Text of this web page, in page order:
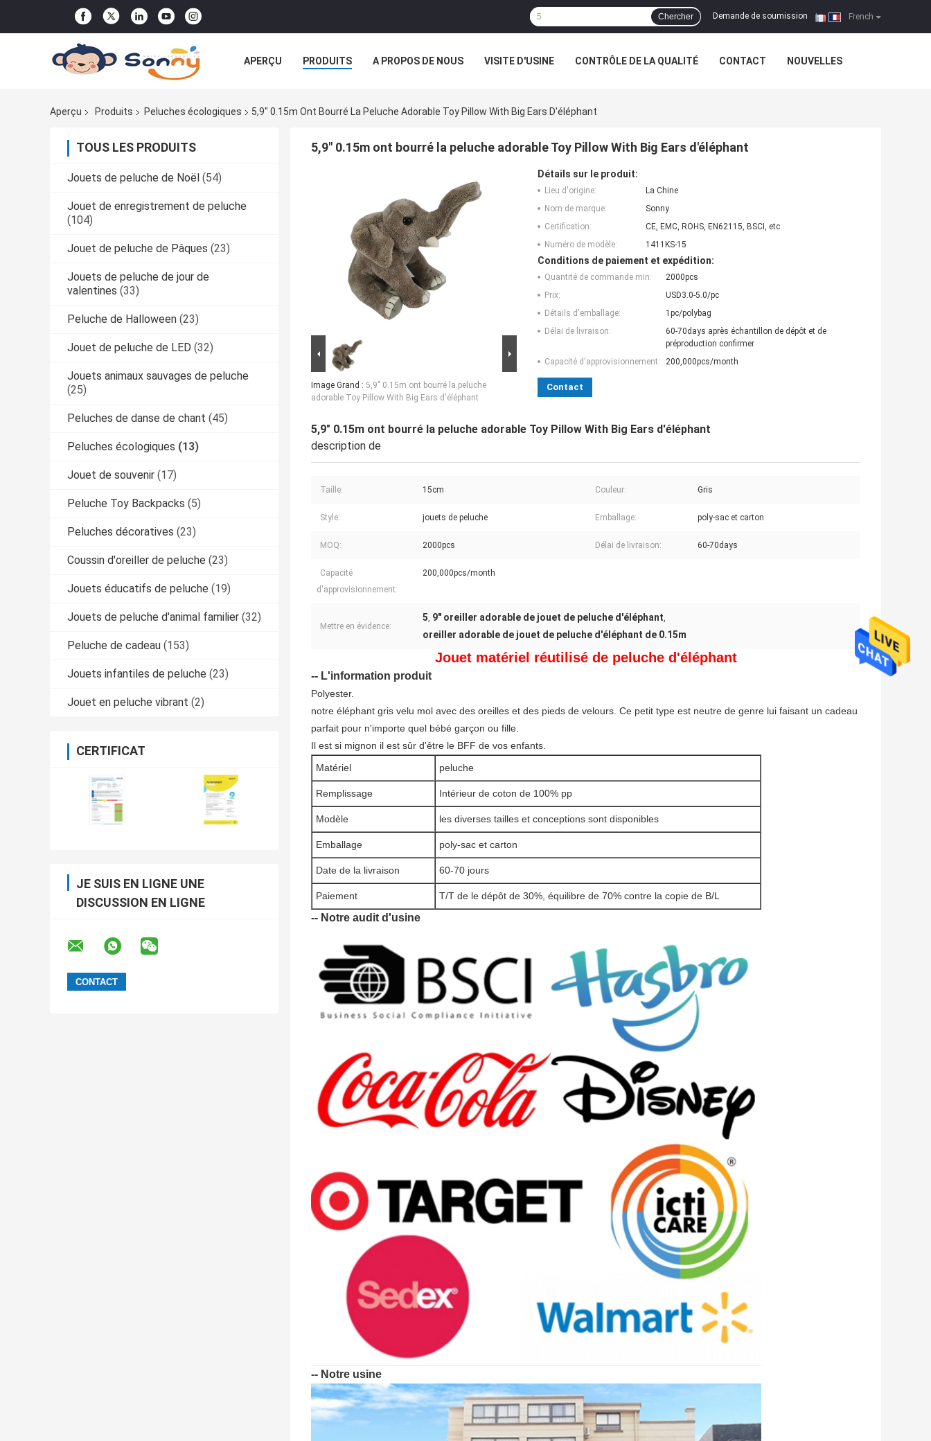
French
Demande de soumission |
Chercher
APERÇU PRODUITS A PROPOS DE NOUS VISITE D'USINE CONTRÔLE DE LA QUALITÉ CONTACT NOUVELLES
Aperçu
Produits Peluches écologiques 5,9" 0.15m Ont Bourré La Peluche Adorable Toy Pillow With Big Ears D'éléphant
TOUS LES PRODUITS
Jouets de peluche de Noël (54)
Jouet de enregistrement de peluche
(104)
Jouet de peluche de Pâques (23)
Jouets de peluche de jour de
valentines (33)
Peluche de Halloween (23)
Jouet de peluche de LED (32)
Jouets animaux sauvages de peluche
(25)
Peluches de danse de chant (45)
Peluches écologiques (13)
Jouet de souvenir (17)
Peluche Toy Backpacks (5)
Peluches décoratives (23)
Coussin d'oreiller de peluche (23)
Jouets éducatifs de peluche (19)
Jouets de peluche d'animal familier (32)
Peluche de cadeau (153)
Jouets infantiles de peluche (23)
Jouet en peluche vibrant (2)
CERTIFICAT
JE SUIS EN LIGNE UNE
DISCUSSION EN LIGNE
5,9" 0.15m ont bourré la peluche adorable Toy Pillow With Big Ears d'éléphant
Image Grand : 5,9" 0.15m ont bourré la peluche
adorable Toy Pillow With Big Ears d'éléphant
Détails sur le produit:
Lieu d'origine:
La Chine
Nom de marque:
Sonny
Certification:
CE, EMC, ROHS, EN62115, BSCI, etc
Numéro de modèle:
1411KS-15
Conditions de paiement et expédition:
Quantité de commande min:
2000pcs
Prix:
USD3.0-5.0/pc
Détails d'emballage:
1pc/polybag
Délai de livraison:
60-70days après échantillon de dépôt et de
préproduction confirmer
Capacité d'approvisionnement:
200,000pcs/month
Contact
5,9" 0.15m ont bourré la peluche adorable Toy Pillow With Big Ears d'éléphant
description de
Taille: 15cm Couleur: Gris
Style: jouets de peluche Emballage: poly-sac et carton
MOQ: 2000pcs Délai de livraison: 60-70days
Capacité
d'approvisionnement:
200,000pcs/month
Mettre en évidence:
5, 9" oreiller adorable de jouet de peluche d'éléphant,
oreiller adorable de jouet de peluche d'éléphant de 0.15m
Jouet matériel réutilisé de peluche d'éléphant
-- L'information produit
Polyester.
notre éléphant gris velu mol avec des oreilles et des pieds de velours. Ce petit type est neutre de genre lui faisant un cadeau
parfait pour n'importe quel bébé garçon ou fille.
Il est si mignon il est sûr d'être le BFF de vos enfants.
Matériel
peluche
Remplissage Intérieur de coton de 100% pp
Modèle les diverses tailles et conceptions sont disponibles
Emballage poly-sac et carton
Date de la livraison 60-70 jours
Paiement T/T de le dépôt de 30%, équilibre de 70% contre la copie de B/L
-- Notre audit d'usine
-- Notre usine